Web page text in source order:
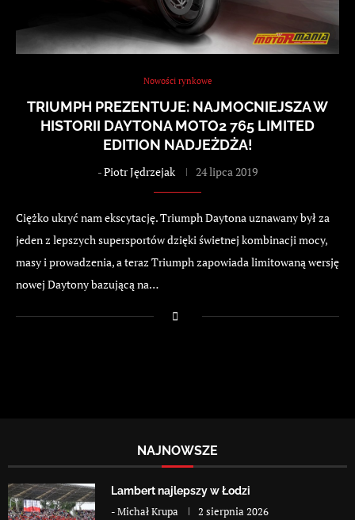
Nowości rynkowe
TRIUMPH PREZENTUJE: NAJMOCNIEJSZA W
HISTORII DAYTONA MOTO2 765 LIMITED
EDITION NADJEŻDŻA!
-Piotr Jędrzejak 24 lipca 2019
Ciężko ukryć nam ekscytację. Triumph Daytona uznawany był za
jeden z lepszych supersportów dzięki świetnej kombinacji mocy,
masy i prowadzenia, a teraz Triumph zapowiada limitowaną wersję
nowej Daytony bazującą na…
NAJNOWSZE
Lambert najlepszy w Łodzi
-Michał Krupa 2 sierpnia 2026